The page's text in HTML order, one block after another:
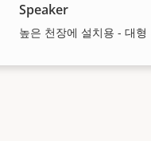
Speaker
높은 천장에 설치용 - 대형